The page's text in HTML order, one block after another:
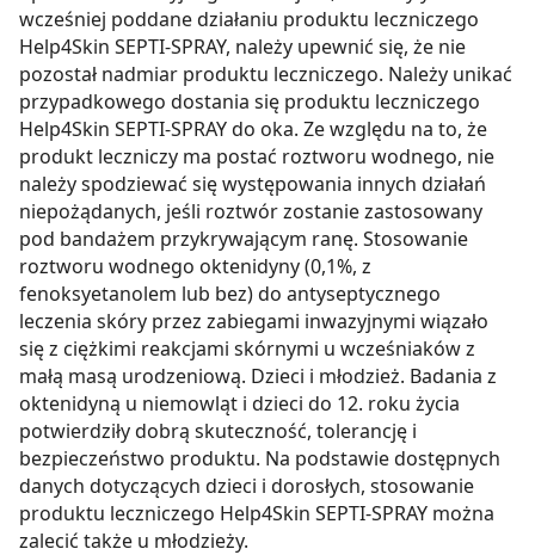
pozyskiwanie od Ciebie danych, które nie są niezbędne
dla funkcjonowania Strony. Będzie się to jednak wiązało
z brakiem dostępu do wszystkich funkcjonalności
Strony.
wcześniej poddane działaniu produktu leczniczego
Help4Skin SEPTI-SPRAY, należy upewnić się, że nie
pozostał nadmiar produktu leczniczego. Należy unikać
przypadkowego dostania się produktu leczniczego
Help4Skin SEPTI-SPRAY do oka. Ze względu na to, że
produkt leczniczy ma postać roztworu wodnego, nie
należy spodziewać się występowania innych działań
niepożądanych, jeśli roztwór zostanie zastosowany
pod bandażem przykrywającym ranę. Stosowanie
roztworu wodnego oktenidyny (0,1%, z
fenoksyetanolem lub bez) do antyseptycznego
leczenia skóry przez zabiegami inwazyjnymi wiązało
się z ciężkimi reakcjami skórnymi u wcześniaków z
małą masą urodzeniową. Dzieci i młodzież. Badania z
oktenidyną u niemowląt i dzieci do 12. roku życia
potwierdziły dobrą skuteczność, tolerancję i
bezpieczeństwo produktu. Na podstawie dostępnych
danych dotyczących dzieci i dorosłych, stosowanie
produktu leczniczego Help4Skin SEPTI-SPRAY można
zalecić także u młodzieży.